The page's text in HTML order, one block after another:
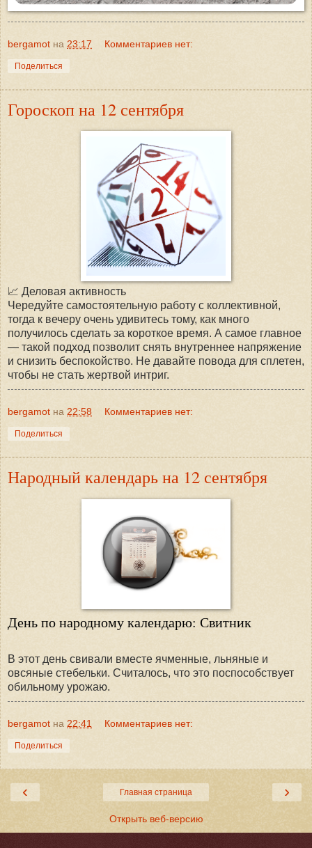
bergamot на 23:17 Комментариев нет:
Поделиться
Гороскоп на 12 сентября
📈 Деловая активность
Чередуйте самостоятельную работу с коллективной,
тогда к вечеру очень удивитесь тому, как много
получилось сделать за короткое время. А самое главное
— такой подход позволит снять внутреннее напряжение
и снизить беспокойство. Не давайте повода для сплетен,
чтобы не стать жертвой интриг.
bergamot на 22:58 Комментариев нет:
Поделиться
Народный календарь на 12 сентября
День по народному календарю: Свитник
В этот день свивали вместе ячменные, льняные и
овсяные стебельки. Считалось, что это поспособствует
обильному урожаю.
bergamot на 22:41 Комментариев нет:
Поделиться
‹ ›
Главная страница
Открыть веб-версию